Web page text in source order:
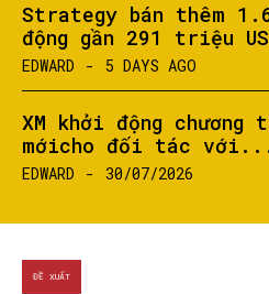
Strategy bán thêm
động gần 291 triệu
EDWARD - 5 DAYS AGO
XM khởi động
mớicho đối tác
EDWARD - 30/07/2026
ĐỀ XUẤT